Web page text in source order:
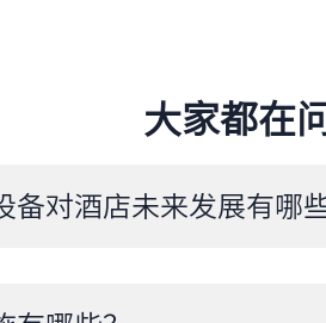
大家都在
备对酒店未来发展有哪